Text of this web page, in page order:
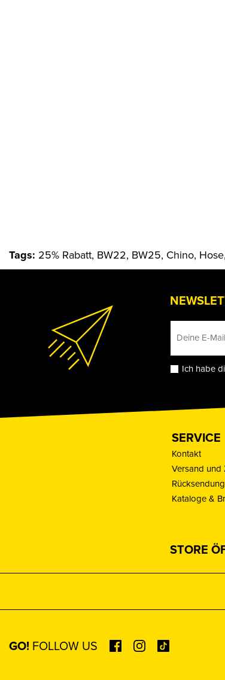
Tags: 25% Rabatt, BW22, BW25, Chino,
Ich habe
SERVICE
Kontakt
Versand und
Rücksendung
Kataloge &
STORE
GO! FOLLOW US